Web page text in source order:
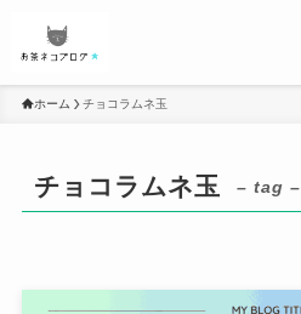
ホーム チョコラムネ玉
チョコラムネ玉 – tag –